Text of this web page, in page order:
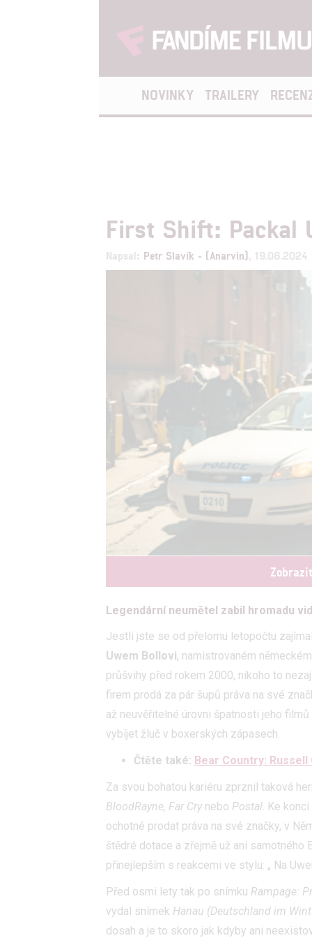
NOVINKY TRAILERY
First Shift: Packal
Napsal: Petr Slavík - (Anarvin) ,
Legendární neumětel zabil hromadu
Jestli jste se od přelomu letopočtu
Uwem Bollovi, namistrovaném
průšvihy před rokem 2000, nikoho to
firem prodá za pár šupů práva na své
až neuvěřitelné úrovni špatnosti jeho
vybíjet žluč v boxerských zápasech.
Čtěte také: Bear Country:
Za svou bohatou kariéru zprznil taková
BloodRayne, Far Cry nebo Postal. Ke
ochotné prodat práva na své značky, v
štědré dotace a zřejmě už ani
přinejlepším s reakcemi ve stylu: „ Na
Před osmi lety tak po snímku Rampage:
vydal snímek Hanau (Deutschland im
dosah a je to skoro jak kdyby ani